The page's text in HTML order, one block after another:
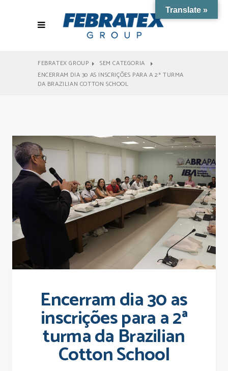
FEBRATEX GROUP
SEM CATEGORIA
ENCERRAM DIA 30 AS INSCRIÇÕES PARA A 2ª TURMA
DA BRAZILIAN COTTON SCHOOL
Encerram dia 30 as
inscrições para a 2ª
turma da Brazilian
Cotton School
Translate »